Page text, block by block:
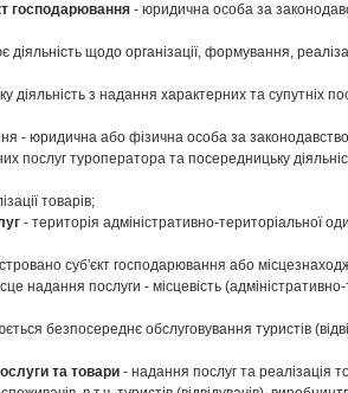
господарювання - юридична особа за
діяльність щодо організації, формування,
діяльність з надання характерних та супутніх
- юридична або фізична особа за
послуг туроператора та посередницьку
товарів;
- територія адміністративно-територіальної
суб'єкт господарювання або
надання послуги - місцевість
безпосереднє обслуговування туристів
та товари - надання послуг та реалізація